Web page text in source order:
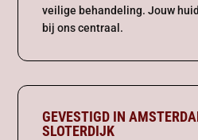
veilige behandeling. Jouw
bij ons centraal.
GEVESTIGD IN
SLOTERDIJK